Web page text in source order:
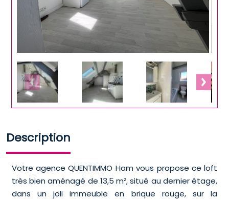
Description
Votre agence QUENTIMMO Ham vous propose ce loft
très bien aménagé de 13,5 m², situé au dernier étage,
dans un joli immeuble en brique rouge, sur la